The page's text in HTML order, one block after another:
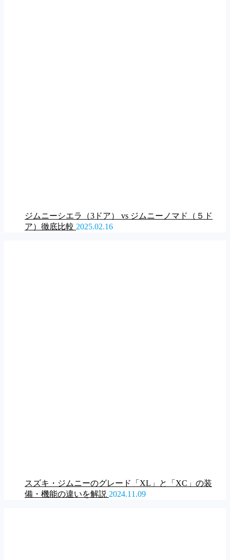
ジムニーシエラ（3ドア） vs ジムニーノマド（５ド
ア）徹底比較 2025.02.16
スズキ・ジムニーのグレード「XL」と「XC」の装
備・機能の違いを解説 2024.11.09